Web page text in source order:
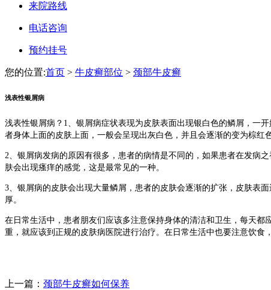
来院路线
电话咨询
预约挂号
您的位置:首页 > 牛皮癣部位 > 颈部牛皮癣
浅表性银屑病
浅表性银屑病？1、银屑病症状表现为皮肤表面出现银白色的鳞屑，一开
者身体上面的皮肤上面，一般会呈现出灰白色，并且会逐渐的变为棕红
2、银屑病发病的原因有很多，患者的病情是不同的，如果患者在发病
肤会出现瘙痒的感觉，这是最常见的一种。
3、银屑病的皮肤会出现大量鳞屑，患者的皮肤会逐渐的扩张，皮肤表
厚。
在日常生活中，患者朋友们应该多注意保持身体的清洁和卫生，每天
重，就应该到正规的皮肤病医院进行治疗。在日常生活中也要注意饮
上一篇： 颈部牛皮癣如何保养